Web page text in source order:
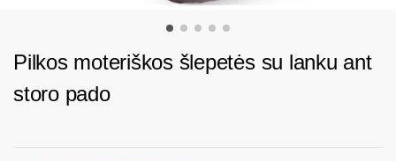
Pilkos moteriškos šlepetės su lanku ant
storo pado